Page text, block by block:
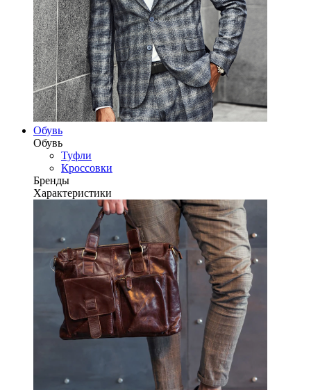
Обувь
Обувь
Туфли
Кроссовки
Бренды
Характеристики